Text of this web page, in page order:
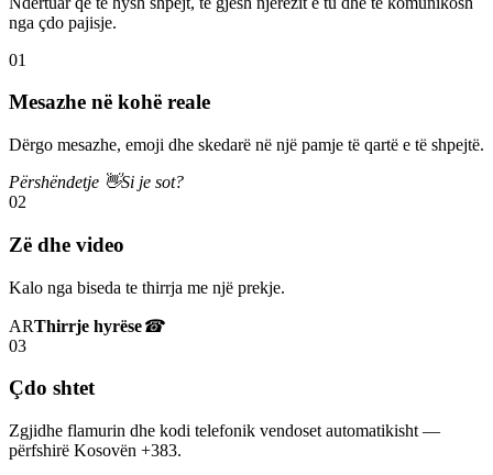
nga çdo pajisje.
01
Mesazhe në kohë reale
Dërgo mesazhe, emoji dhe skedarë në një pamje të qartë e të shpejtë.
Përshëndetje 👋Si je sot?
02
Zë dhe video
Kalo nga biseda te thirrja me një prekje.
ARThirrje hyrëse☎
03
Çdo shtet
Zgjidhe flamurin dhe kodi telefonik vendoset automatikisht —
përfshirë Kosovën +383.